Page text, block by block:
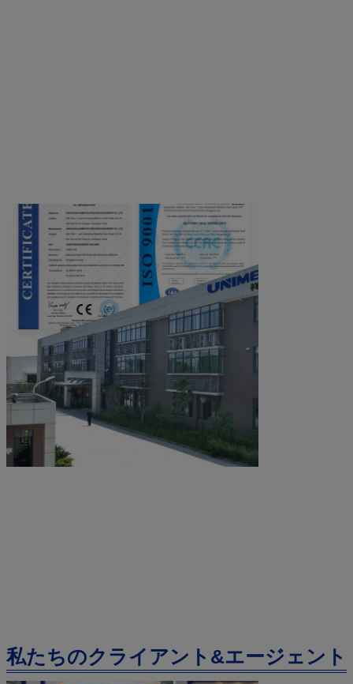
私たちのクライアント&エージェント